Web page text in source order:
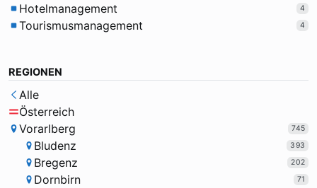
Hotelmanagement 4
Tourismusmanagement 4
REGIONEN
Alle
Österreich
Vorarlberg
745
Bludenz 393
Bregenz 202
Dornbirn 71